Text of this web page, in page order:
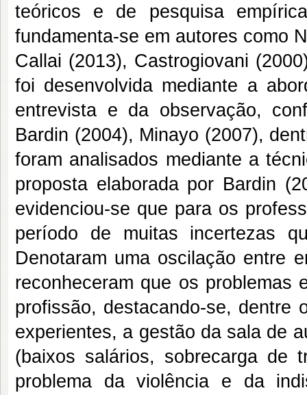
teóricos e de pesquisa
fundamenta-se em autores como
Callai (2013), Castrogiovani
foi desenvolvida mediante a
entrevista e da observação,
Bardin (2004), Minayo (2007),
foram analisados mediante a
proposta elaborada por Bardin
evidenciou-se que para os
período de muitas incertezas
Denotaram uma oscilação entre
reconheceram que os problemas
profissão, destacando-se, dentre
experientes, a gestão da sala de
(baixos salários, sobrecarga de
problema da violência e da